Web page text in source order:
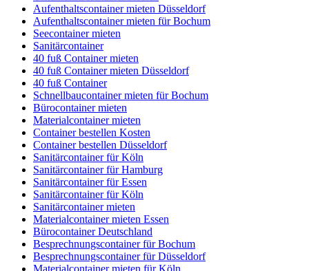
Aufenthaltscontainer mieten Düsseldorf
Aufenthaltscontainer mieten für Bochum
Seecontainer mieten
Sanitärcontainer
40 fuß Container mieten
40 fuß Container mieten Düsseldorf
40 fuß Container
Schnellbaucontainer mieten für Bochum
Bürocontainer mieten
Materialcontainer mieten
Container bestellen Kosten
Container bestellen Düsseldorf
Sanitärcontainer für Köln
Sanitärcontainer für Hamburg
Sanitärcontainer für Essen
Sanitärcontainer für Köln
Sanitärcontainer mieten
Materialcontainer mieten Essen
Bürocontainer Deutschland
Besprechnungscontainer für Bochum
Besprechnungscontainer für Düsseldorf